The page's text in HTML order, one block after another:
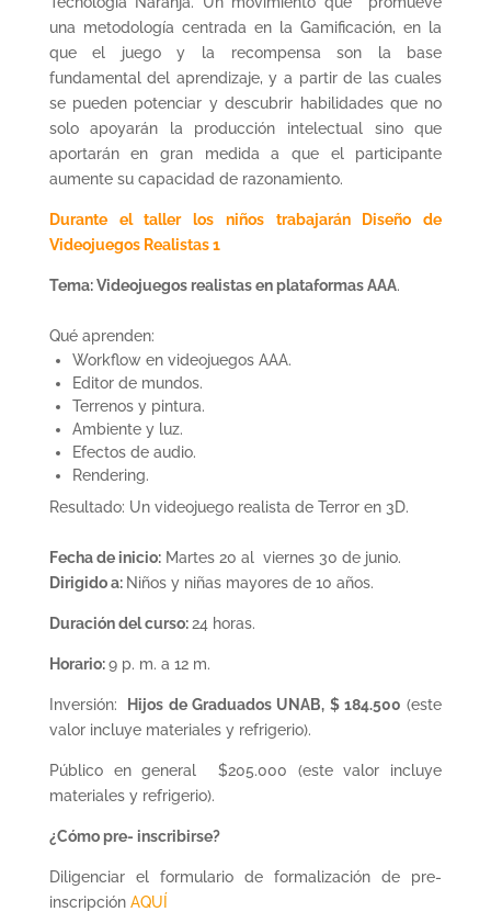
una metodología centrada en la Gamificación, en la
que el juego y la recompensa son la base
fundamental del aprendizaje, y a partir de las cuales
se pueden potenciar y descubrir habilidades que no
solo apoyarán la producción intelectual sino que
aportarán en gran medida a que el participante
aumente su capacidad de razonamiento.
Durante el taller los niños trabajarán Diseño de
Videojuegos Realistas 1
Tema: Videojuegos realistas en plataformas AAA.
Qué aprenden:
Workflow en videojuegos AAA.
Editor de mundos.
Terrenos y pintura.
Ambiente y luz.
Efectos de audio.
Rendering.
Resultado: Un videojuego realista de Terror en 3D.
Fecha de inicio:Martes 20 al viernes 30 de junio.
Dirigido a: Niños y niñas mayores de 10 años.
Duración del curso: 24 horas.
Horario:9 p. m. a 12 m.
Inversión: Hijos de Graduados UNAB, $ 184.500 (este
valor incluye materiales y refrigerio).
Público en general $205.000 (este valor incluye
materiales y refrigerio).
¿Cómo pre- inscribirse?
Diligenciar el formulario de formalización de pre-
inscripción AQUÍ